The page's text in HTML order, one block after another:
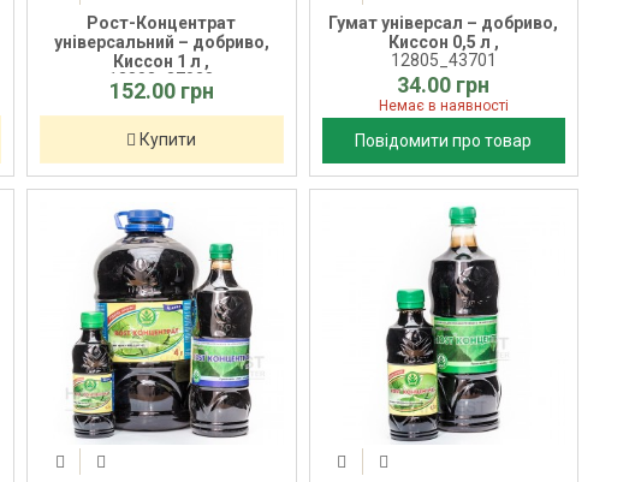
Рост-Концентрат
універсальний – добриво,
Киссон 1 л ,
12803_37028
152.00 грн
Купити
Гумат універсал – добриво,
Киссон 0,5 л ,
12805_43701
34.00 грн
Немає в наявності
Повідомити про товар